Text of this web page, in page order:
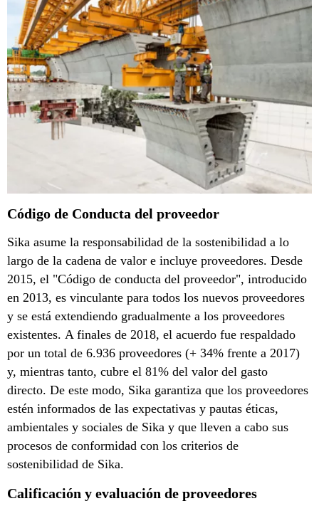
Código de Conducta del proveedor
Sika asume la responsabilidad de la sostenibilidad a lo
largo de la cadena de valor e incluye proveedores. Desde
2015, el "Código de conducta del proveedor", introducido
en 2013, es vinculante para todos los nuevos proveedores
y se está extendiendo gradualmente a los proveedores
existentes. A finales de 2018, el acuerdo fue respaldado
por un total de 6.936 proveedores (+ 34% frente a 2017)
y, mientras tanto, cubre el 81% del valor del gasto
directo. De este modo, Sika garantiza que los proveedores
estén informados de las expectativas y pautas éticas,
ambientales y sociales de Sika y que lleven a cabo sus
procesos de conformidad con los criterios de
sostenibilidad de Sika.
Calificación y evaluación de proveedores